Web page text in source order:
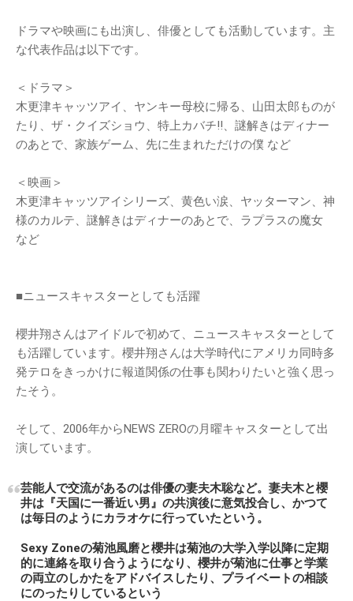
ドラマや映画にも出演し、俳優としても活動しています。主
な代表作品は以下です。
＜ドラマ＞
木更津キャッツアイ、ヤンキー母校に帰る、山田太郎ものが
たり、ザ・クイズショウ、特上カバチ!!、謎解きはディナー
のあとで、家族ゲーム、先に生まれただけの僕 など
＜映画＞
木更津キャッツアイシリーズ、黄色い涙、ヤッターマン、神
様のカルテ、謎解きはディナーのあとで、ラプラスの魔女
など
■ニュースキャスターとしても活躍
櫻井翔さんはアイドルで初めて、ニュースキャスターとして
も活躍しています。櫻井翔さんは大学時代にアメリカ同時多
発テロをきっかけに報道関係の仕事も関わりたいと強く思っ
たそう。
そして、2006年からNEWS ZEROの月曜キャスターとして出
演しています。
芸能人で交流があるのは俳優の妻夫木聡など。妻夫木と櫻
井は『天国に一番近い男』の共演後に意気投合し、かつて
は毎日のようにカラオケに行っていたという。
Sexy Zoneの菊池風磨と櫻井は菊池の大学入学以降に定期
的に連絡を取り合うようになり、櫻井が菊池に仕事と学業
の両立のしかたをアドバイスしたり、プライベートの相談
にのったりしているという